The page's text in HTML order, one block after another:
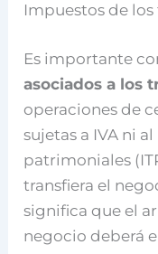
Impuestos de
Es importante
asociados a los
operaciones de
sujetas a IVA ni
patrimoniales
transfiera el
significa que el
negocio deberá